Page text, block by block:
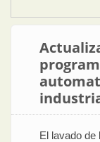
El lavado de